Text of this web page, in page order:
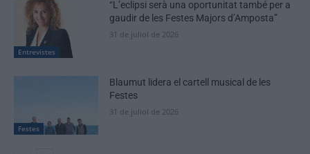
Entrevistes
“L’eclipsi serà una oportunitat també per a
gaudir de les Festes Majors d’Amposta”
31 de juliol de 2026
Festes
Blaumut lidera el cartell musical de les
Festes
31 de juliol de 2026